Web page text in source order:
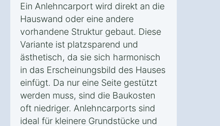
Ein Anlehncarport wird direkt an die
Hauswand oder eine andere
vorhandene Struktur gebaut. Diese
Variante ist platzsparend und
ästhetisch, da sie sich harmonisch
in das Erscheinungsbild des Hauses
einfügt. Da nur eine Seite gestützt
werden muss, sind die Baukosten
oft niedriger. Anlehncarports sind
ideal für kleinere Grundstücke und